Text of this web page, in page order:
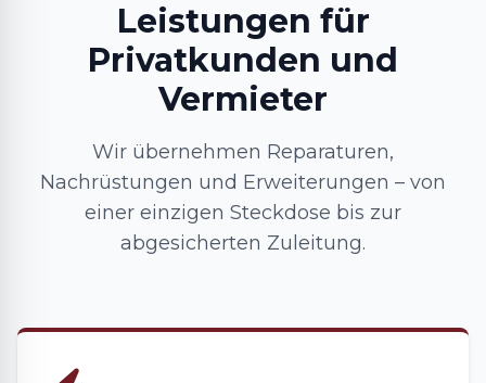
Leistungen für
Privatkunden und
Vermieter
Wir übernehmen Reparaturen,
Nachrüstungen und Erweiterungen – von
einer einzigen Steckdose bis zur
abgesicherten Zuleitung.